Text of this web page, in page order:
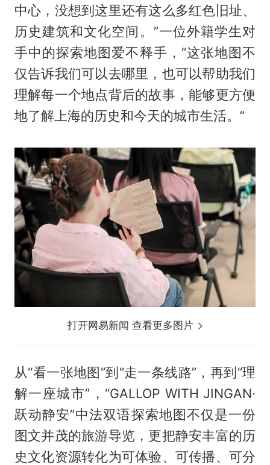
中心，没想到这里还有这么多红色旧址、
历史建筑和文化空间。”一位外籍学生对
手中的探索地图爱不释手，“这张地图不
仅告诉我们可以去哪里，也可以帮助我们
理解每一个地点背后的故事，能够更方便
地了解上海的历史和今天的城市生活。”
打开网易新闻 查看更多图片
从“看一张地图”到“走一条线路”，再到“理
解一座城市”，“GALLOP WITH JINGAN·
跃动静安”中法双语探索地图不仅是一份
图文并茂的旅游导览，更把静安丰富的历
史文化资源转化为可体验、可传播、可分